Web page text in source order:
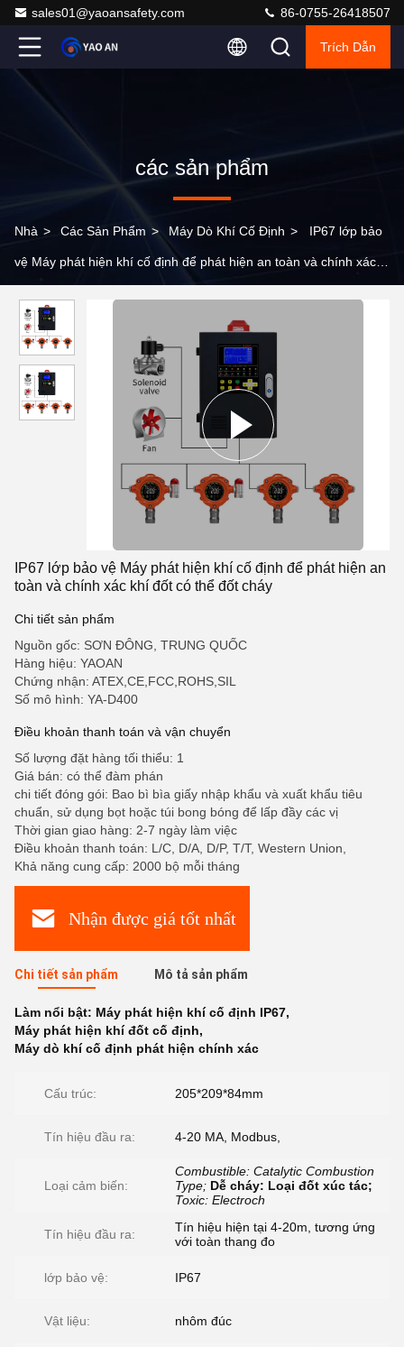
sales01@yaoansafety.com 86-0755-26418507
Trích Dẫn
các sản phẩm
Nhà > Các Sản Phẩm > Máy Dò Khí Cố Định > IP67 lớp bảo
vệ Máy phát hiện khí cố định để phát hiện an toàn và chính xác
IP67 lớp bảo vệ Máy phát hiện khí cố định để phát hiện an
toàn và chính xác khí đốt có thể đốt cháy
Chi tiết sản phẩm
Nguồn gốc: SƠN ĐÔNG, TRUNG QUỐC
Hàng hiệu: YAOAN
Chứng nhận: ATEX,CE,FCC,ROHS,SIL
Số mô hình: YA-D400
Điều khoản thanh toán và vận chuyển
Số lượng đặt hàng tối thiểu: 1
Giá bán: có thể đàm phán
chi tiết đóng gói: Bao bì bìa giấy nhập khẩu và xuất khẩu tiêu
chuẩn, sử dụng bọt hoặc túi bong bóng để lấp đầy các vị
Thời gian giao hàng: 2-7 ngày làm việc
Điều khoản thanh toán: L/C, D/A, D/P, T/T, Western Union,
Khả năng cung cấp: 2000 bộ mỗi tháng
Nhận được giá tốt nhất
Chi tiết sản phẩm Mô tả sản phẩm
Làm nổi bật: Máy phát hiện khí cố định IP67,
Máy phát hiện khí đốt cố định,
Máy dò khí cố định phát hiện chính xác
Cấu trúc: 205*209*84mm
Tín hiệu đầu ra: 4-20 MA, Modbus,
Loại cảm biến:
Combustible: Catalytic Combustion
Type; Dễ cháy: Loại đốt xúc tác;
Toxic: Electroch
Tín hiệu đầu ra:
Tín hiệu hiện tại 4-20m, tương ứng
với toàn thang đo
lớp bảo vệ: IP67
Vật liệu: nhôm đúc